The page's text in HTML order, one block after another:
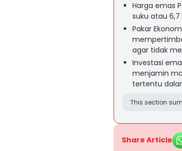
Harga emas
suku atau
Pakar
agar tidak
Investasi
menjamin
tertentu
This section
Share Article